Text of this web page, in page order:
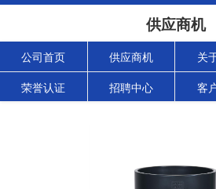
供应商机
公司首页 供应商机 关
荣誉认证 招聘中心 客